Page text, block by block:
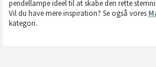
pendellampe ideel til at skabe den rette
Vil du have mere inspiration? Se også vores
kategori.